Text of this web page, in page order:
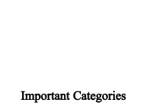
Important Categories